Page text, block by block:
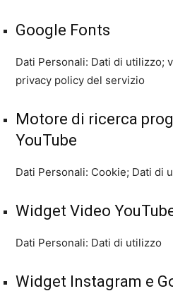
Google Fonts
Dati Personali: Dati di utilizzo;
privacy policy del servizio
Motore di ricerca
YouTube
Dati Personali: Cookie; Dati di
Widget Video
Dati Personali: Dati di utilizzo
Widget Instagram e